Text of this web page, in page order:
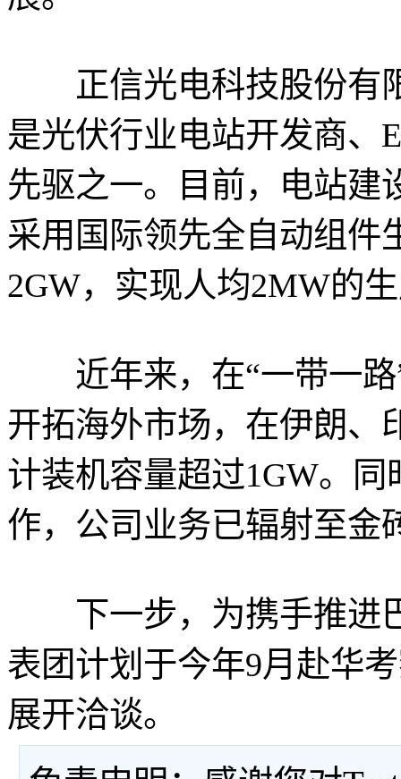
正信光电科技股份有限
是光伏行业电站开发商、
先驱之一。目前，电站建
采用国际领先全自动组件
2GW，实现人均2MW的
近年来，在“一带一路
开拓海外市场，在伊朗、
计装机容量超过1GW。
作，公司业务已辐射至金
下一步，为携手推进
表团计划于今年9月赴华
展开洽谈。